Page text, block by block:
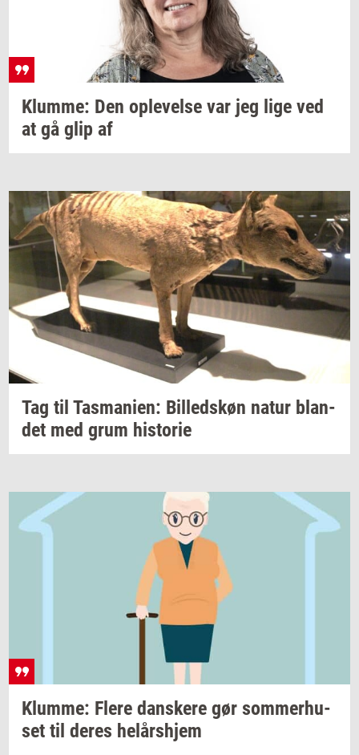
Klum­me: Den op­le­vel­se var jeg lige ved
at gå glip af
Tag til Tas­ma­ni­en: Bil­leds­køn natur blan­
det med grum hi­sto­rie
Klum­me: Flere dan­ske­re gør som­mer­hu­
set til deres helårs­hjem